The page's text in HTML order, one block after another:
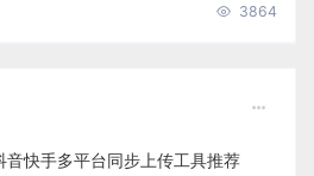
3864
快手多平台同步上传工具推荐